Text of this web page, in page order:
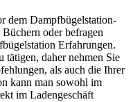
dem Dampfbügelstation-
oder befragen
Erfahrungen.
tätigen, daher nehmen Sie
als auch die Ihrer
kann man sowohl im
im Ladengeschäft